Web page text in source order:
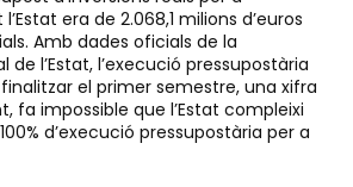
era de 2.068,1 milions d’euros
Amb dades oficials de la
de l’Estat, l’execució pressupostària
finalitzar el primer semestre, una xifra
fa impossible que l’Estat compleixi
d’execució pressupostària per a